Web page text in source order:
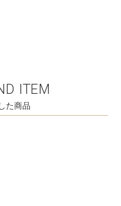
ITEM
た商品